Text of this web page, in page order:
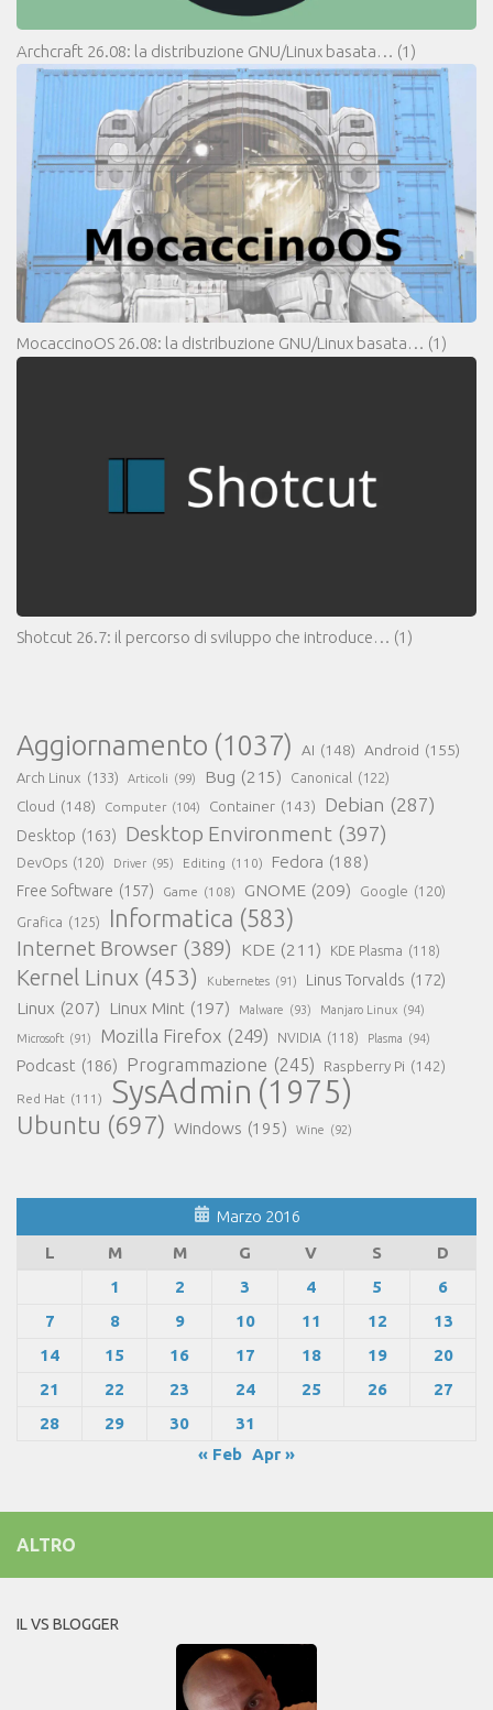
Archcraft 26.08: la distribuzione GNU/Linux basata… (1)
MocaccinoOS 26.08: la distribuzione GNU/Linux basata… (1)
Shotcut 26.7: il percorso di sviluppo che introduce… (1)
Aggiornamento (1037) AI (148) Android (155)
Arch Linux (133) Articoli (99) Bug (215) Canonical (122)
Cloud (148) Computer (104) Container (143) Debian (287)
Desktop (163) Desktop Environment (397)
DevOps (120) Driver (95) Editing (110) Fedora (188)
Free Software (157) Game (108) GNOME (209) Google (120)
Grafica (125) Informatica (583)
Internet Browser (389) KDE (211) KDE Plasma (118)
Kernel Linux (453) Kubernetes (91) Linus Torvalds (172)
Linux (207) Linux Mint (197) Malware (93) Manjaro Linux (94)
Microsoft (91) Mozilla Firefox (249) NVIDIA (118) Plasma (94)
Podcast (186) Programmazione (245) Raspberry Pi (142)
Red Hat (111) SysAdmin (1975)
Ubuntu (697) Windows (195) Wine (92)
Marzo 2016
L
M M G V S
D
1
2 3 4 5
6
7
8 9 10 11 12
13
14
15 16 17 18 19
20
21
22 23 24 25 26
27
28
29 30
31
« Feb Apr »
ALTRO
IL VS BLOGGER